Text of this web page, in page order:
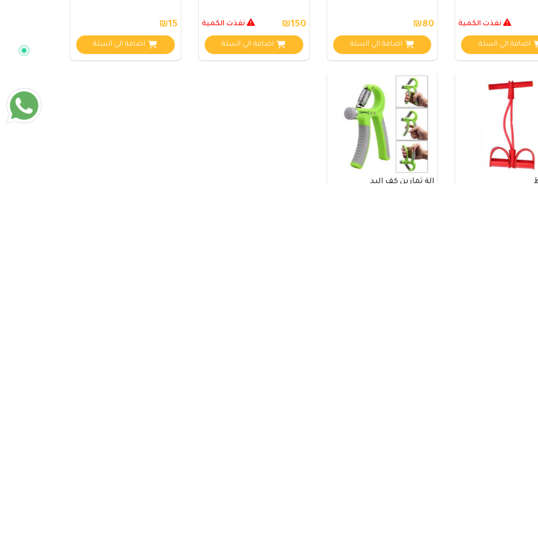
نفذت الكمية
اضافة الي السلة
₪80
اضافة الي السلة
₪150 نفذت الكمية
اضافة الي السلة
₪15
اضافة الي السلة
الة تمارين كف اليد